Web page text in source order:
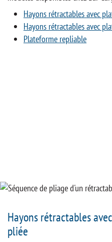
Hayons rétractables avec
Hayons rétractables avec
Plateforme repliable
Hayons rétractables
pliée